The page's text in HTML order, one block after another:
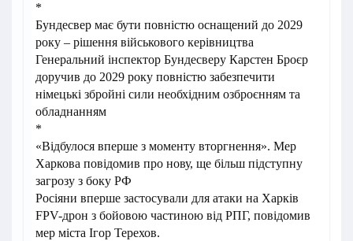
*
Бундесвер має бути повністю оснащений до 2029
року – рішення військового керівництва
Генеральний інспектор Бундесверу Карстен Броєр
доручив до 2029 року повністю забезпечити
німецькі збройні сили необхідним озброєнням та
обладнанням
*
«Відбулося вперше з моменту вторгнення». Мер
Харкова повідомив про нову, ще більш підступну
загрозу з боку РФ
Росіяни вперше застосували для атаки на Харків
FPV-дрон з бойовою частиною від РПГ, повідомив
мер міста Ігор Терехов.